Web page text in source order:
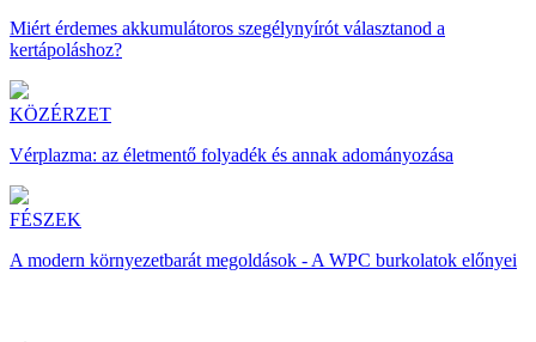
Miért érdemes akkumulátoros szegélynyírót választanod a
kertápoláshoz?
KÖZÉRZET
Vérplazma: az életmentő folyadék és annak adományozása
FÉSZEK
A modern környezetbarát megoldások - A WPC burkolatok előnyei